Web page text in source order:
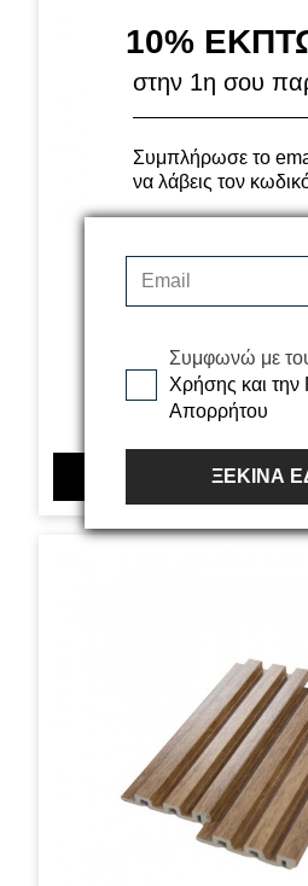
Panel 3D Πηχάκι Τοίχου
7,00€
ΠΡΟΣΘΗΚΗ ΣΤΟ
10%
στην 1η σου
Συμπλήρωσε το
να λάβεις τον
Συμφωνώ με
Χρήσης και την
Απορρήτου
ΞΕΚΙΝΑ